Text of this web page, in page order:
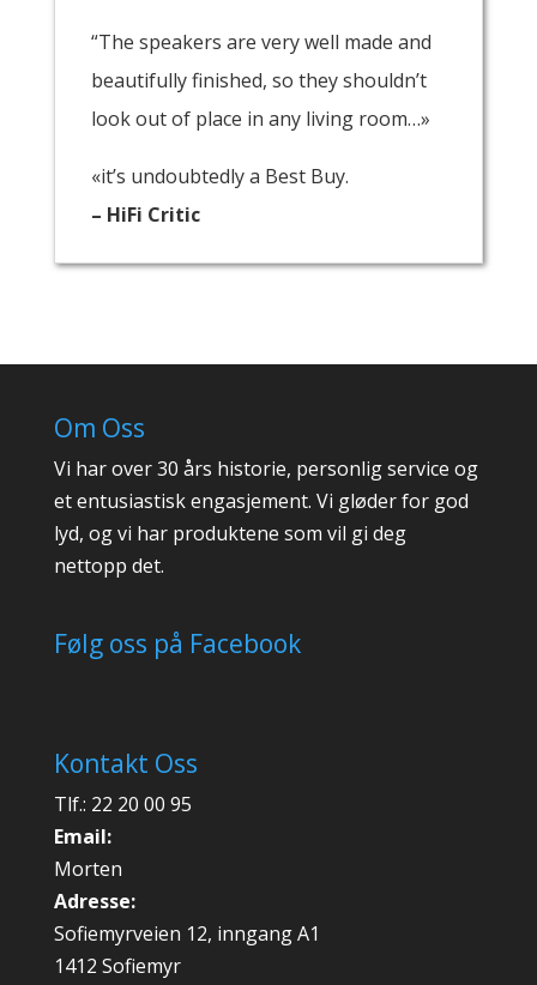
“The speakers are very well made and
beautifully finished, so they shouldn’t
look out of place in any living room…»
«it’s undoubtedly a Best Buy.
– HiFi Critic
Om Oss
Vi har over 30 års historie, personlig service og
et entusiastisk engasjement. Vi gløder for god
lyd, og vi har produktene som vil gi deg
nettopp det.
Følg oss på Facebook
Kontakt Oss
Tlf.: 22 20 00 95
Email:
Morten
Adresse:
Sofiemyrveien 12, inngang A1
1412 Sofiemyr